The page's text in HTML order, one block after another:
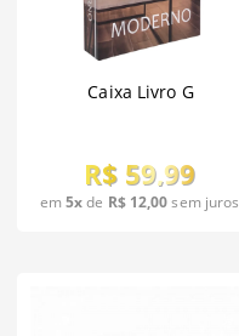
Caixa Livro G
R$ 59,99
em 5xde R$ 12,00sem juros